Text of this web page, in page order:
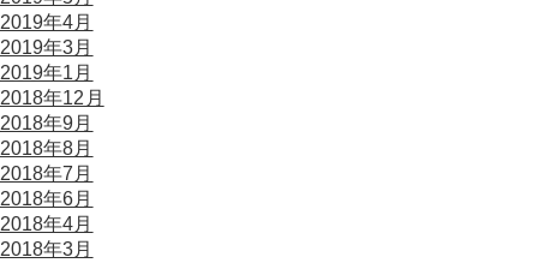
2019年4月
2019年3月
2019年1月
2018年12月
2018年9月
2018年8月
2018年7月
2018年6月
2018年4月
2018年3月